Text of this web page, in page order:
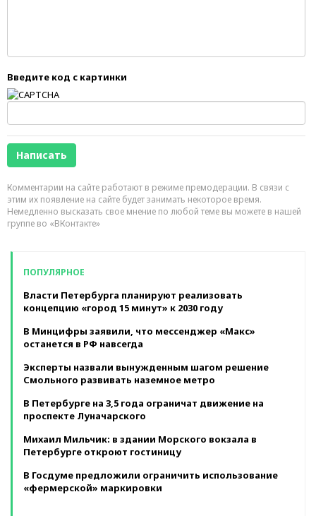
Введите код с картинки
Комментарии на сайте работают в режиме премодерации. В связи с
этим их появление на сайте будет занимать некоторое время.
Немедленно высказать свое мнение по любой теме вы можете в нашей
группе во «ВКонтакте»
ПОПУЛЯРНОЕ
Власти Петербурга планируют реализовать
концепцию «город 15 минут» к 2030 году
В Минцифры заявили, что мессенджер «Макс»
останется в РФ навсегда
Эксперты назвали вынужденным шагом решение
Смольного развивать наземное метро
В Петербурге на 3,5 года ограничат движение на
проспекте Луначарского
Михаил Мильчик: в здании Морского вокзала в
Петербурге откроют гостиницу
В Госдуме предложили ограничить использование
«фермерской» маркировки